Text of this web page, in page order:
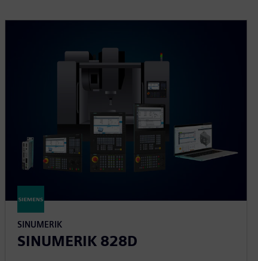
SINUMERIK
SINUMERIK 828D